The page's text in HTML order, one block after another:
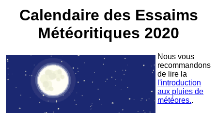
Calendaire des Essaims
Météoritiques 2020
Nous vous
recommandons
de lire la
l'introduction
aux pluies de
météores..